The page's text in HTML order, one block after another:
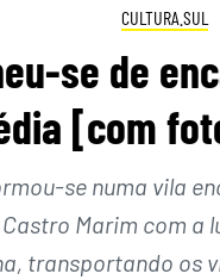
CULTURA.SUL
se de
[com
se numa vila
Marim com
transportando os